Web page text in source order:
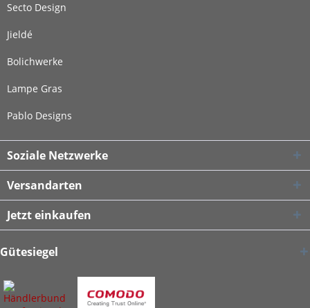
Secto Design
Jieldé
Bolichwerke
Lampe Gras
Pablo Designs
Soziale Netzwerke
Versandarten
Jetzt einkaufen
Gütesiegel